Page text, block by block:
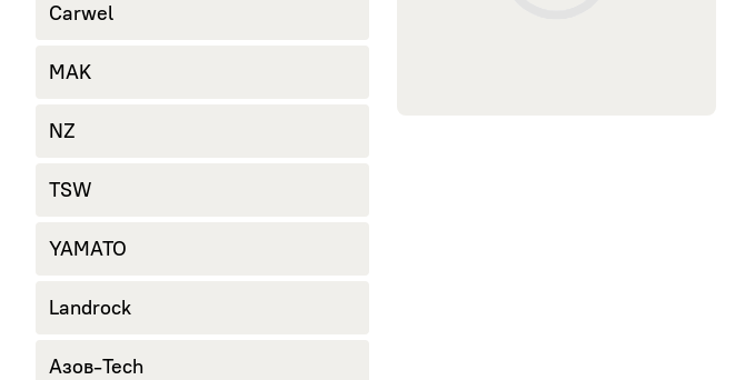
Carwel
MAK
NZ
TSW
YAMATO
Landrock
Азов-Tech